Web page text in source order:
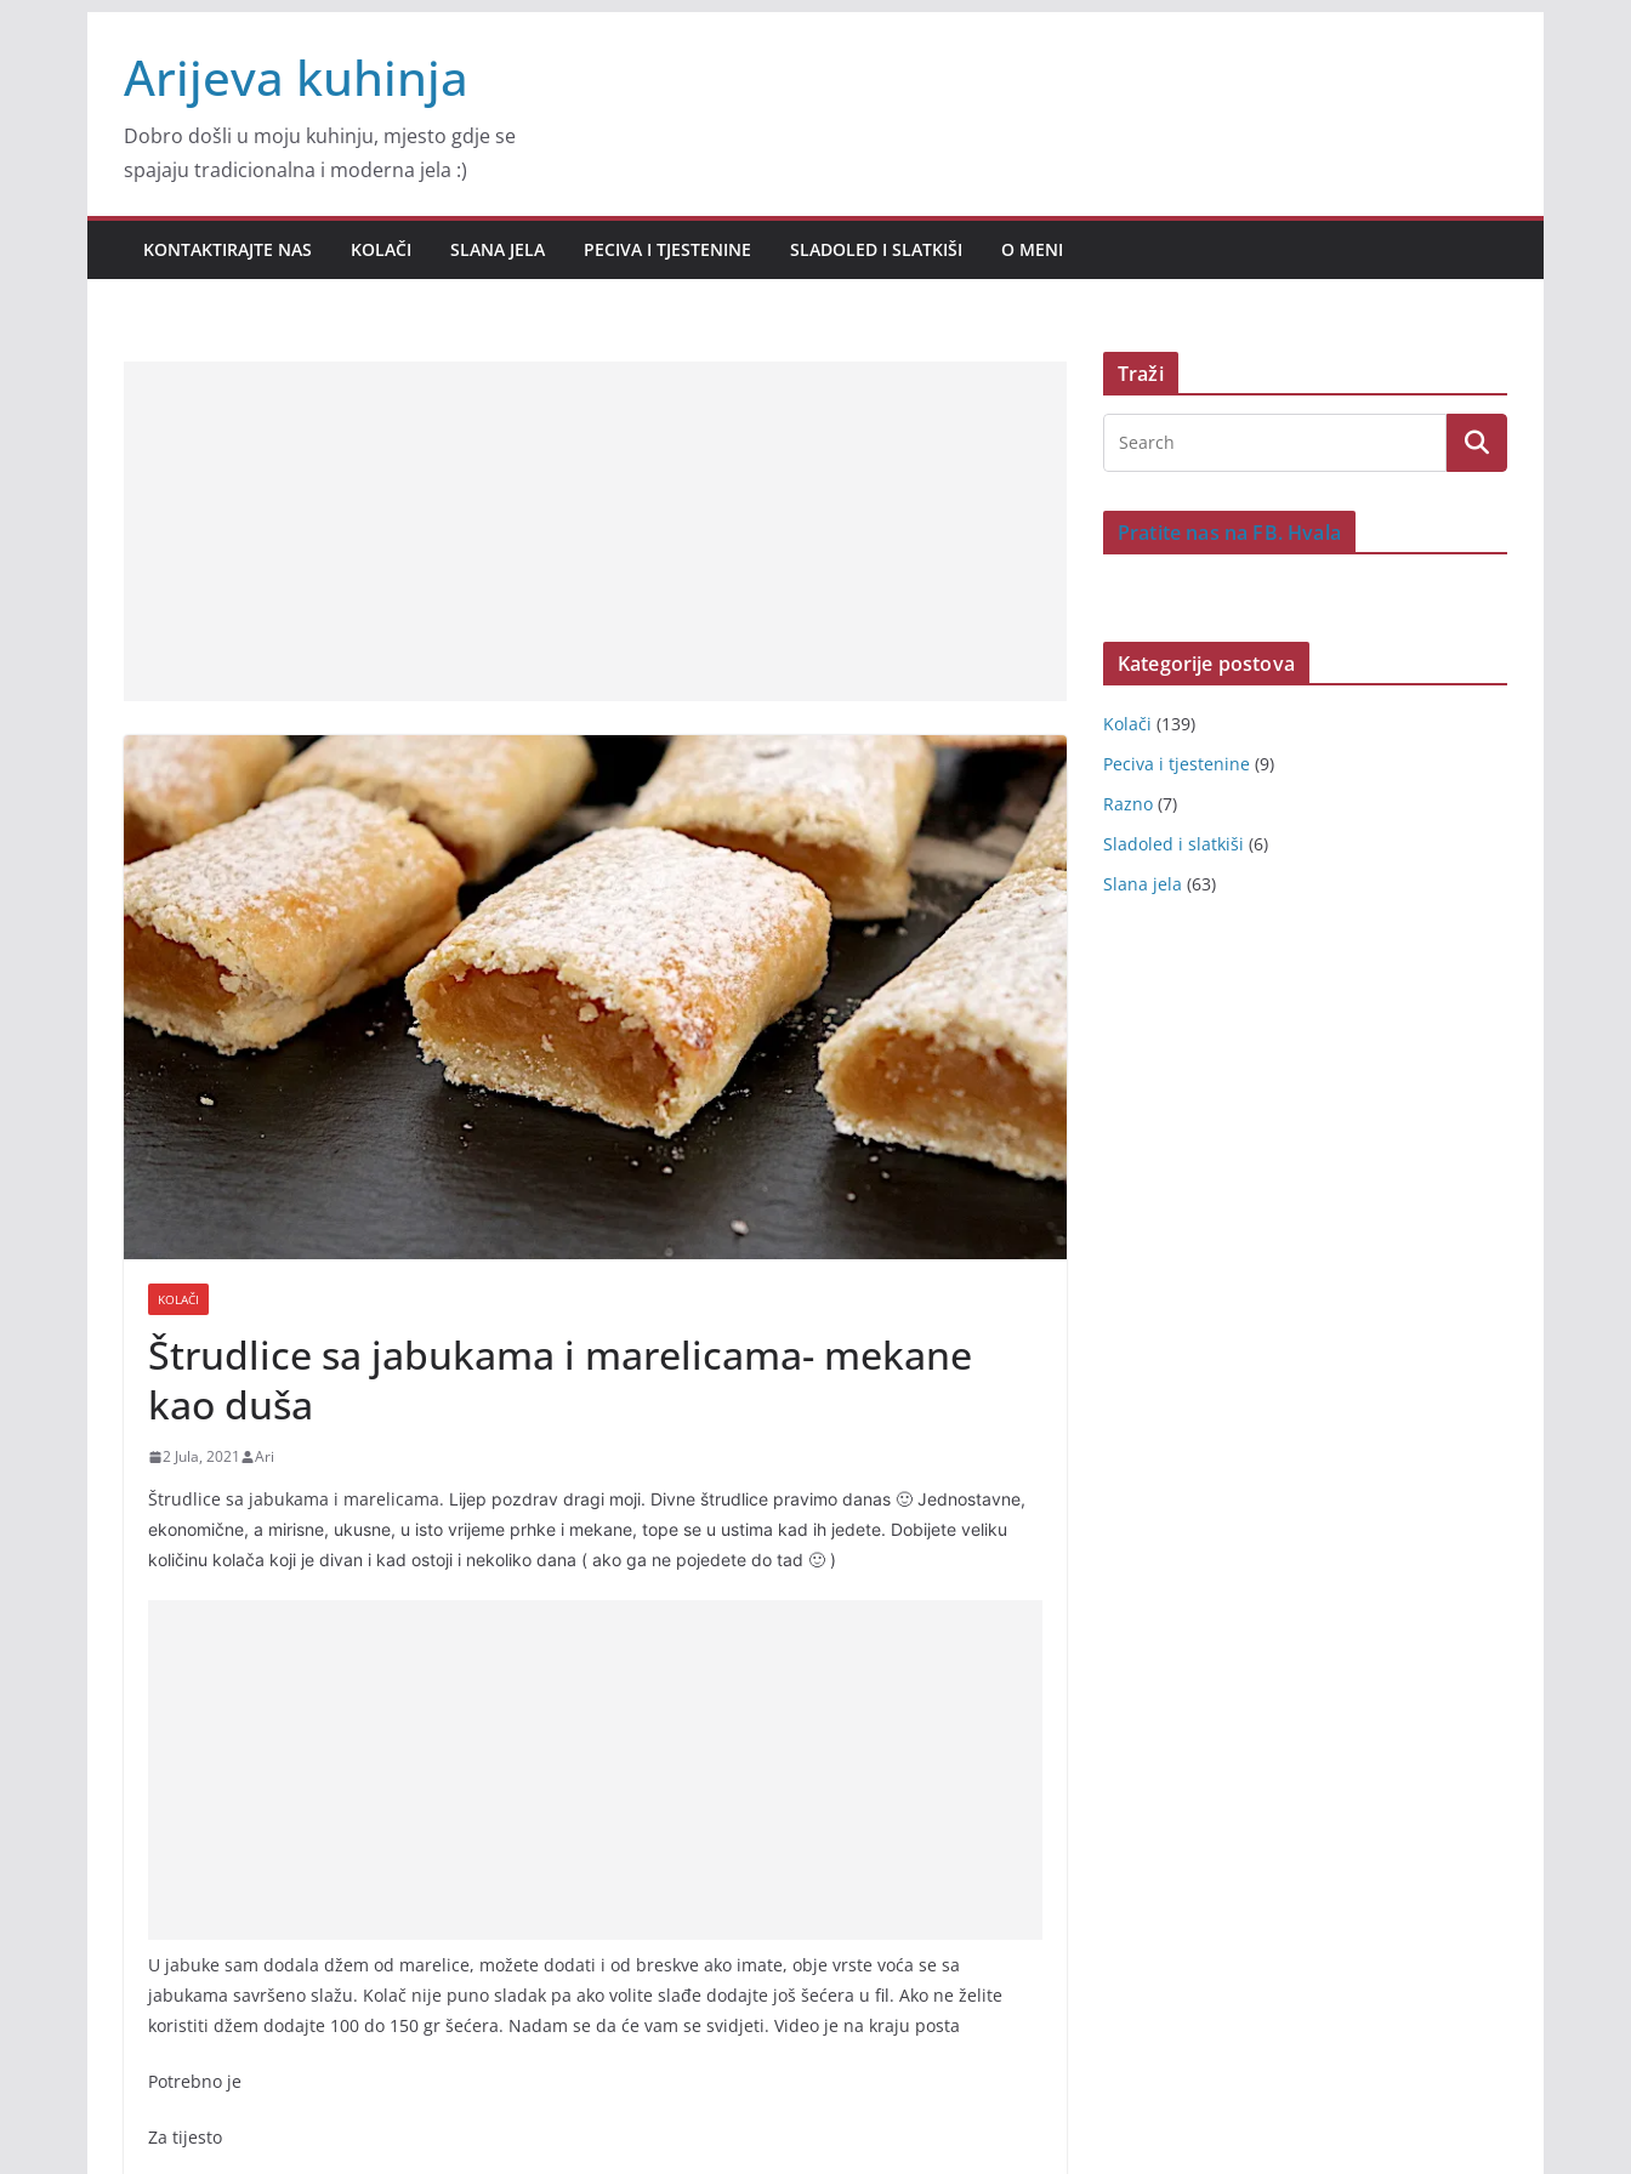
content
Arijeva kuhinja
Dobro došli u moju kuhinju, mjesto gdje se
spajaju tradicionalna i moderna jela :)
KONTAKTIRAJTE NAS KOLAČI SLANA JELA PECIVA I TJESTENINE SLADOLED I SLATKIŠI O MENI
KOLAČI
Štrudlice sa jabukama i marelicama- mekane
kao duša
2 Jula, 2021 Ari
Štrudlice sa jabukama i marelicama. Lijep pozdrav dragi moji. Divne štrudlice pravimo danas 🙂 Jednostavne,
ekonomične, a mirisne, ukusne, u isto vrijeme prhke i mekane, tope se u ustima kad ih jedete. Dobijete veliku
količinu kolača koji je divan i kad ostoji i nekoliko dana ( ako ga ne pojedete do tad 🙂 )
U jabuke sam dodala džem od marelice, možete dodati i od breskve ako imate, obje vrste voća se sa
jabukama savršeno slažu. Kolač nije puno sladak pa ako volite slađe dodajte još šećera u fil. Ako ne želite
koristiti džem dodajte 100 do 150 gr šećera. Nadam se da će vam se svidjeti. Video je na kraju posta
Potrebno je
Za tijesto
Traži
Pratite nas na FB. Hvala
Kategorije postova
Kolači (139)
Peciva i tjestenine (9)
Razno (7)
Sladoled i slatkiši (6)
Slana jela (63)